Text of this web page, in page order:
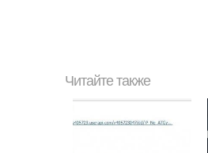
Читайте также